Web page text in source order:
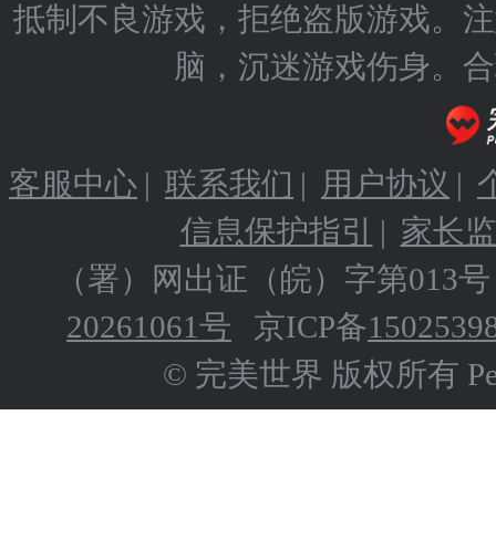
抵制不良游戏，拒绝盗版游戏。
脑，沉迷游戏伤身。
客服中心 | 联系我们 | 用户协议 |
信息保护指引
| 家长
（署）网出证（皖）字第013号
20261061号
京ICP备
© 完美世界 版权所有